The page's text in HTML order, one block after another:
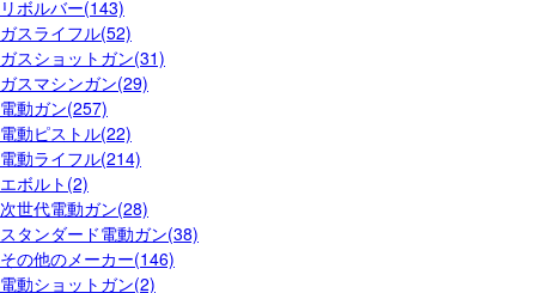
リボルバー(143)
ガスライフル(52)
ガスショットガン(31)
ガスマシンガン(29)
電動ガン(257)
電動ピストル(22)
電動ライフル(214)
エボルト(2)
次世代電動ガン(28)
スタンダード電動ガン(38)
その他のメーカー(146)
電動ショットガン(2)